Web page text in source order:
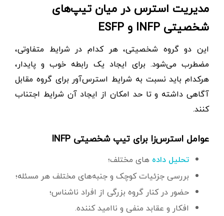
مدیریت استرس در میان تیپ‌های
شخصیتی INFP و ESFP
این دو گروه شخصیتی، هر کدام در شرایط متفاوتی،
مضطرب می‌شود. برای ایجاد یک رابطه خوب و پایدار،
هرکدام باید نسبت به شرایط استرس‌آور برای گروه مقابل
آگاهی داشته و تا حد امکان از ایجاد آن شرایط اجتناب
کنند.
عوامل استرس‌زا برای تیپ شخصیتی INFP
تحلیل داده‌ های مختلف؛
بررسی جزئیات کوچک و جنبه‌های مختلف هر مسئله؛
حضور در کنار گروه بزرگی از افراد ناشناس؛
افکار و عقابد منفی و ناامید کننده.